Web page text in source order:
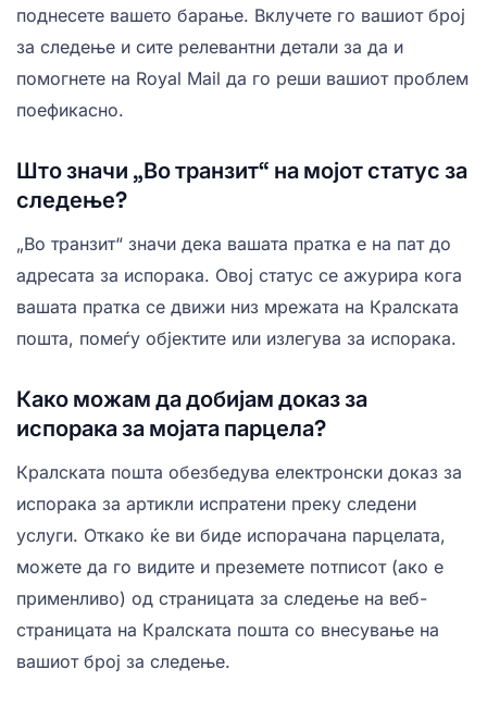
поднесете вашето барање. Вклучете го вашиот број
за следење и сите релевантни детали за да и
помогнете на Royal Mail да го реши вашиот проблем
поефикасно.
Што значи „Во транзит“ на мојот статус за
следење?
„Во транзит“ значи дека вашата пратка е на пат до
адресата за испорака. Овој статус се ажурира кога
вашата пратка се движи низ мрежата на Кралската
пошта, помеѓу објектите или излегува за испорака.
Како можам да добијам доказ за
испорака за мојата парцела?
Кралската пошта обезбедува електронски доказ за
испорака за артикли испратени преку следени
услуги. Откако ќе ви биде испорачана парцелата,
можете да го видите и преземете потписот (ако е
применливо) од страницата за следење на веб-
страницата на Кралската пошта со внесување на
вашиот број за следење.